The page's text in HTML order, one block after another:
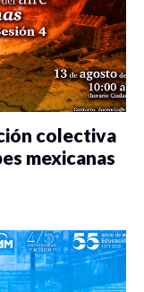
colectiva
mexicanas